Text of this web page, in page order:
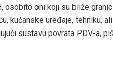
osobito oni koji su bliže
kućanske uređaje, tehniku,
sustavu povrata PDV-a,